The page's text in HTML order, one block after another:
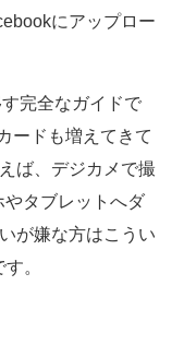
にアップロー
完全なガイドで
ードも増えてきて
ば、デジカメで撮
やタブレットへダ
が嫌な方はこうい
。